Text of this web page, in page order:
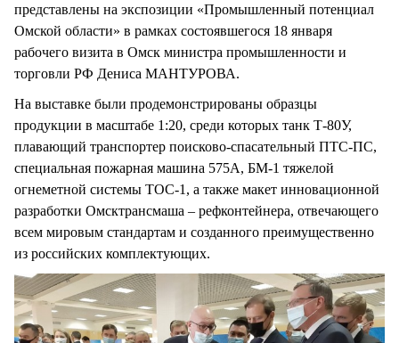
представлены на экспозиции «Промышленный потенциал
Омской области» в рамках состоявшегося 18 января
рабочего визита в Омск министра промышленности и
торговли РФ Дениса МАНТУРОВА.
На выставке были продемонстрированы образцы
продукции в масштабе 1:20, среди которых танк Т-80У,
плавающий транспортер поисково-спасательный ПТС-ПС,
специальная пожарная машина 575А, БМ-1 тяжелой
огнеметной системы ТОС-1, а также макет инновационной
разработки Омсктрансмаша – рефконтейнера, отвечающего
всем мировым стандартам и созданного преимущественно
из российских комплектующих.